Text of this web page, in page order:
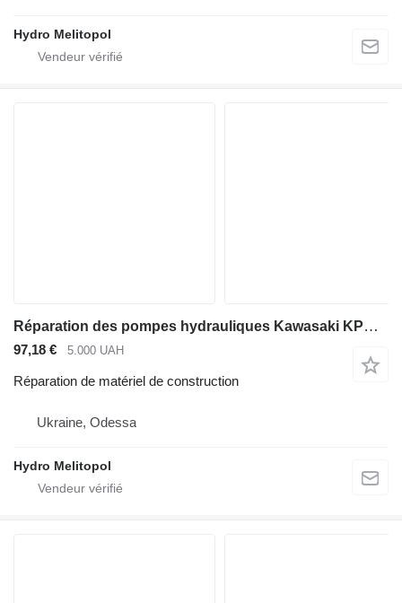
Hydro Melitopol
Réparation des pompes hydrauliques Kawasaki KPM séries K3V, K5V et K7V
97,18 € 5.000 UAH
Réparation de matériel de construction
Ukraine, Odessa
Hydro Melitopol